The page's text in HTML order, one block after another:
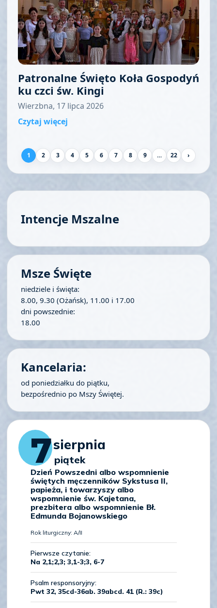
Patronalne Święto Koła Gospodyń
ku czci św. Kingi
Wierzbna, 17 lipca 2026
Czytaj więcej
1 2 3 4 5 6 7 8 9 … 22 ›
Intencje Mszalne
Msze Święte
niedziele i święta:
8.00, 9.30 (Ożańsk), 11.00 i 17.00
dni powszednie:
18.00
Kancelaria:
od poniedziałku do piątku,
bezpośrednio po Mszy Świętej.